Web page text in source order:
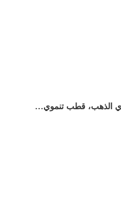
الذهب، قطب تنموي…